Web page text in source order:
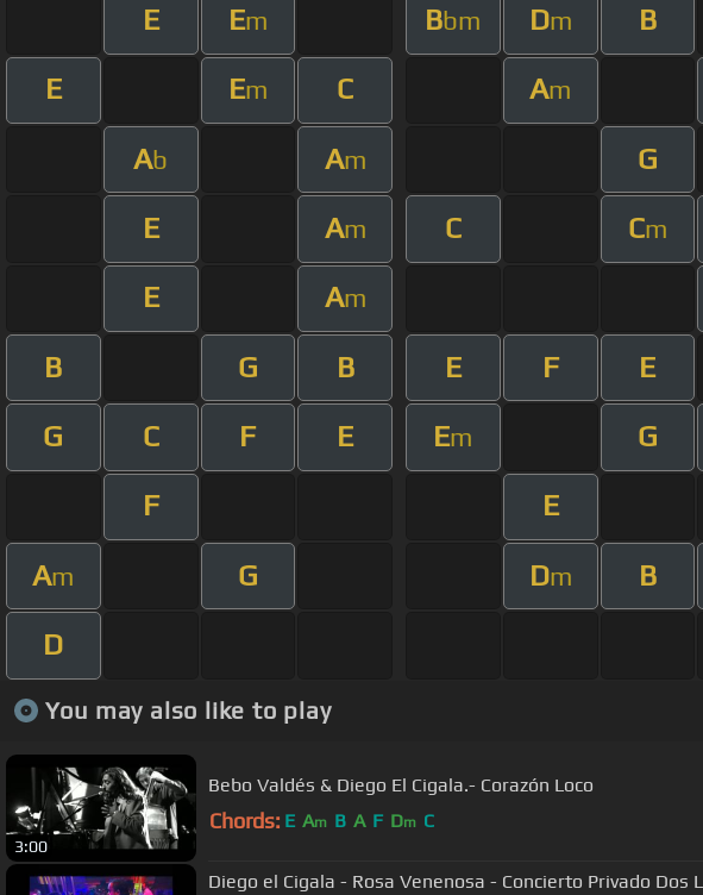
E Em Bbm Dm B
E Em C Am
Ab Am G
E Am C Cm
E Am
B G B E F E
G C F E Em G
F E
Am G Dm B
D
You may also like to play
3:00
Bebo Valdés & Diego El Cigala.- Corazón Loco
Chords: E Am B A F Dm C
Diego el Cigala - Rosa Venenosa - Concierto Privado Dos